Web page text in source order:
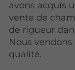
avons acquis
vente de
de rigueur
Nous
qualité.